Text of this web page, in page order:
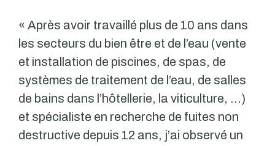
« Après avoir travaillé plus de 10 ans dans
les secteurs du bien être et de l’eau (vente
et installation de piscines, de spas, de
systèmes de traitement de l’eau, de salles
de bains dans l’hôtellerie, la viticulture, …)
et spécialiste en recherche de fuites non
destructive depuis 12 ans, j’ai observé un